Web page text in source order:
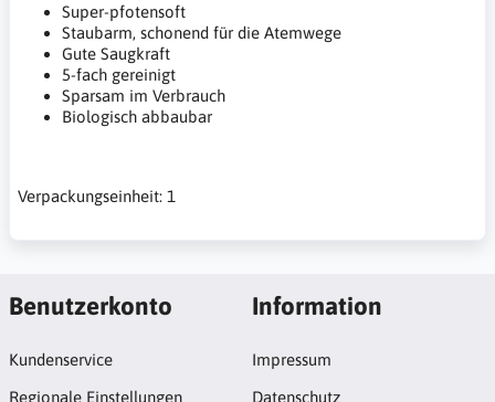
Super-pfotensoft
Staubarm, schonend für die Atemwege
Gute Saugkraft
5-fach gereinigt
Sparsam im Verbrauch
Biologisch abbaubar
Verpackungseinheit: 1
Benutzerkonto
Kundenservice
Regionale Einstellungen
Information
Impressum
Datenschutz